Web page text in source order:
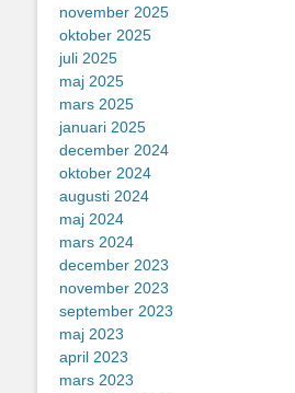
november 2025
oktober 2025
juli 2025
maj 2025
mars 2025
januari 2025
december 2024
oktober 2024
augusti 2024
maj 2024
mars 2024
december 2023
november 2023
september 2023
maj 2023
april 2023
mars 2023